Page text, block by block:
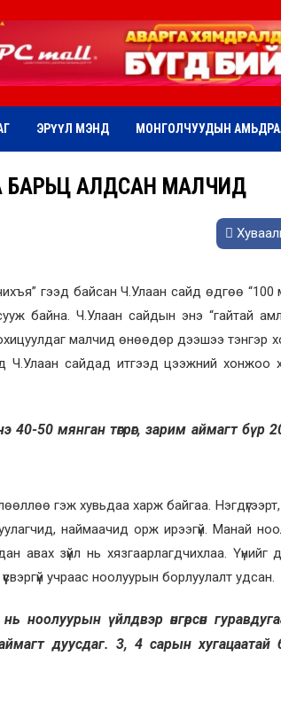
ЭРҮҮЛ МЭНД МОНГОЛЧУУДЫН
БАРЬЦ АЛДСАН МАЛЧИД
гээд байсан Ч.Улаан сайд өдгөө “100
байна. Ч.Улаан сайдын энэ “гайтай
малчид өнөөдөр дээшээ тэнгэр
Ч.Улаан сайдад итгээд цээжний хонжоо
40-50 мянган төгрөг, зарим аймагт бүр 20
гэж хувьдаа харж байгаа.
наймаачид орж ирээгүй. Манай
авах зүйл нь хязгаарлагдчихлаа. Үүнийг
учраас ноолуурын борлуулалт удсан.
ноолуурын үйлдвэр өнгөрсөн
дуусдаг. 3, 4 сарын хугацаатай